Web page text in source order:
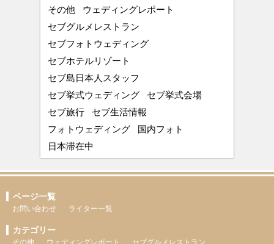
その他
ウェディングレポート
セブグルメレストラン
セブフォトウェディング
セブホテルリゾート
セブ島日本人スタッフ
セブ挙式ウェディング
セブ挙式会場
セブ旅行
セブ生活情報
フォトウェディング
国内フォト
日本滞在中
ページ一覧
お問い合わせ ライター一覧
カテゴリー
その他 ウェディングレポート セブグルメレストラン